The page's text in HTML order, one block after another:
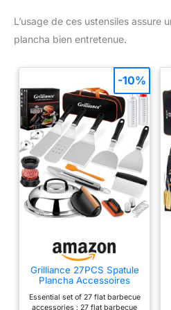
L’usage de ces ustensiles assure
plancha bien entretenue.
Grilliance 27PCS Spatule
Plancha Accessoires
Teppanyaki Grill Set
Essential set of 27 flat barbecue
accessories : 27 flat barbecue
-10%